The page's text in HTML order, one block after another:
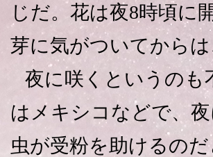
じだ。花は夜8時頃に
芽に気がついてから
夜に咲くというのも
はメキシコなどで、
虫が受粉を助けるの